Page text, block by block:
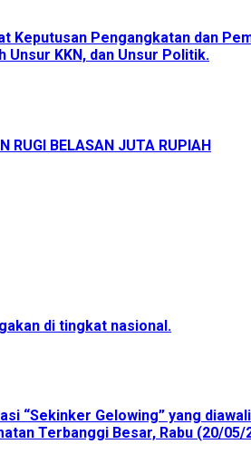
Keputusan Pengangkatan dan
Unsur KKN, dan Unsur Politik.
RUGI BELASAN JUTA RUPIAH
di tingkat nasional.
“Sekinker Gelowing” yang
Terbanggi Besar, Rabu (20/05/